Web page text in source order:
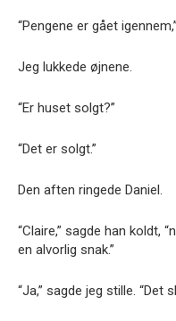
“Pengene er gået
Jeg lukkede øjnene.
“Er huset solgt?”
“Det er solgt.”
Den aften ringede Daniel.
“Claire,” sagde han koldt,
en alvorlig snak.”
“Ja,” sagde jeg stille. “Det